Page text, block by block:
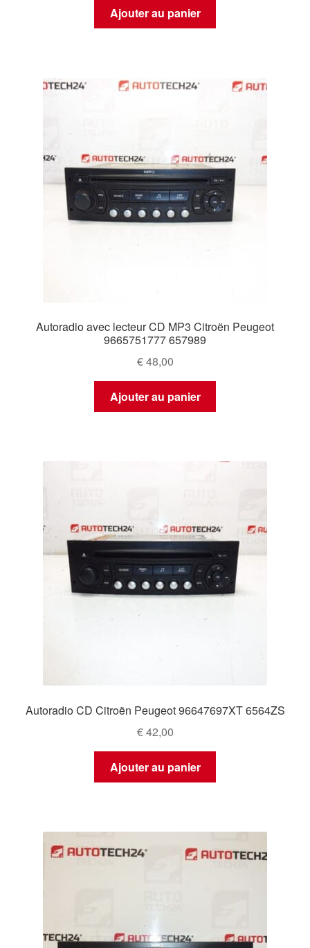
Ajouter au panier
Autoradio avec lecteur CD MP3 Citroën Peugeot
9665751777 657989
€48,00
Ajouter au panier
Autoradio CD Citroën Peugeot 96647697XT 6564ZS
€42,00
Ajouter au panier